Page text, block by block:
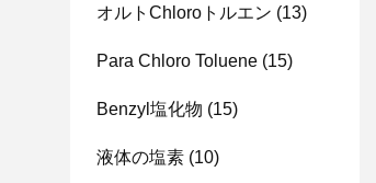
オルトChloroトルエン (13)
Para Chloro Toluene (15)
Benzyl塩化物 (15)
液体の塩素 (10)